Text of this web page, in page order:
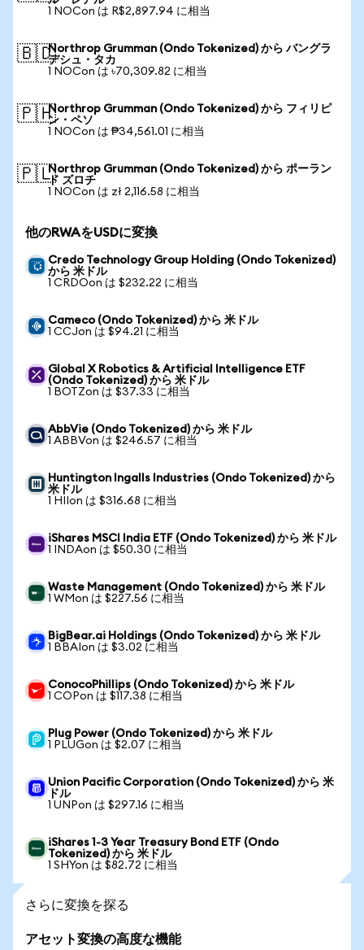
1 NOCon は R$2,897.94 に相当
🇧🇩Northrop Grumman (Ondo Tokenized) から バングラ
デシュ・タカ
1 NOCon は ৳70,309.82 に相当
🇵🇭Northrop Grumman (Ondo Tokenized) から フィリピ
ン・ペソ
1 NOCon は ₱34,561.01 に相当
🇵🇱Northrop Grumman (Ondo Tokenized) から ポーラン
ド ズロチ
1 NOCon は zł 2,116.58 に相当
他のRWAをUSDに変換
Credo Technology Group Holding (Ondo Tokenized)
から 米ドル
1 CRDOon は $232.22 に相当
Cameco (Ondo Tokenized) から 米ドル
1 CCJon は $94.21 に相当
Global X Robotics & Artificial Intelligence ETF
(Ondo Tokenized) から 米ドル
1 BOTZon は $37.33 に相当
AbbVie (Ondo Tokenized) から 米ドル
1 ABBVon は $246.57 に相当
Huntington Ingalls Industries (Ondo Tokenized) から
米ドル
1 HIIon は $316.68 に相当
iShares MSCI India ETF (Ondo Tokenized) から 米ドル
1 INDAon は $50.30 に相当
Waste Management (Ondo Tokenized) から 米ドル
1 WMon は $227.56 に相当
BigBear.ai Holdings (Ondo Tokenized) から 米ドル
1 BBAIon は $3.02 に相当
ConocoPhillips (Ondo Tokenized) から 米ドル
1 COPon は $117.38 に相当
Plug Power (Ondo Tokenized) から 米ドル
1 PLUGon は $2.07 に相当
Union Pacific Corporation (Ondo Tokenized) から 米
ドル
1 UNPon は $297.16 に相当
iShares 1-3 Year Treasury Bond ETF (Ondo
Tokenized) から 米ドル
1 SHYon は $82.72 に相当
さらに変換を探る
アセット変換の高度な機能